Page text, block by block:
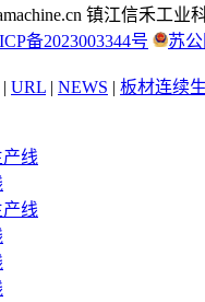
镇江信禾工业
备2023003344号
苏
| URL | NEWS | 板材连续
线
线